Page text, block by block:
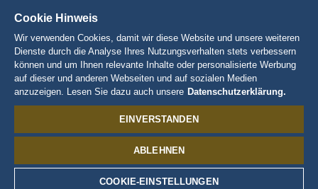
EUROPA-PARK BÜCHER
GAMES UND FILME
KOLLEKTIONEN
EUROPA-PARK ATTRAKTIONEN
TRAUMATICA – FESTIVAL OF FEAR
LIEBHABERSTÜCKE
TALENT ACADEMY
CHARAKTERE
ED EUROMAUS
EDDA EUROMAUSI
Cookie Hinweis
Wir verwenden Cookies, damit wir diese Website und unsere weiteren
Dienste durch die Analyse Ihres Nutzungsverhalten stets verbessern
können und um Ihnen relevante Inhalte oder personalisierte Werbung
auf dieser und anderen Webseiten und auf sozialen Medien
anzuzeigen. Lesen Sie dazu auch unsere Datenschutzerklärung.
EINVERSTANDEN
ABLEHNEN
COOKIE-EINSTELLUNGEN